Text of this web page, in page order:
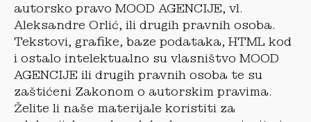
autorsko pravo MOOD AGENCIJE, vl.
Aleksandre Orlić, ili drugih pravnih osoba.
Tekstovi, grafike, baze podataka, HTML kod
i ostalo intelektualno su vlasništvo MOOD
AGENCIJE ili drugih pravnih osoba te su
zaštićeni Zakonom o autorskim pravima.
Želite li naše materijale koristiti za